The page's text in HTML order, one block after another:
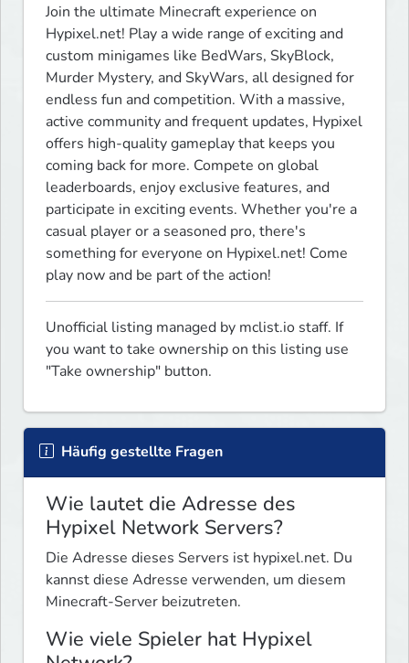
Join the ultimate Minecraft experience on
Hypixel.net! Play a wide range of exciting and
custom minigames like BedWars, SkyBlock,
Murder Mystery, and SkyWars, all designed for
endless fun and competition. With a massive,
active community and frequent updates, Hypixel
offers high-quality gameplay that keeps you
coming back for more. Compete on global
leaderboards, enjoy exclusive features, and
participate in exciting events. Whether you're a
casual player or a seasoned pro, there's
something for everyone on Hypixel.net! Come
play now and be part of the action!
Unofficial listing managed by mclist.io staff. If
you want to take ownership on this listing use
"Take ownership" button.
Häufig gestellte Fragen
Wie lautet die Adresse des
Hypixel Network Servers?
Die Adresse dieses Servers ist hypixel.net. Du
kannst diese Adresse verwenden, um diesem
Minecraft-Server beizutreten.
Wie viele Spieler hat Hypixel